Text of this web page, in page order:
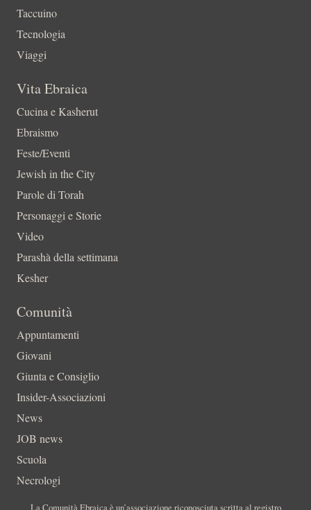
Taccuino
Tecnologia
Viaggi
Vita Ebraica
Cucina e Kasherut
Ebraismo
Feste/Eventi
Jewish in the City
Parole di Torah
Personaggi e Storie
Video
Parashà della settimana
Kesher
Comunità
Appuntamenti
Giovani
Giunta e Consiglio
Insider-Associazioni
News
JOB news
Scuola
Necrologi
La Comunità Ebraica è un’associazione riconosciuta scritta al registro